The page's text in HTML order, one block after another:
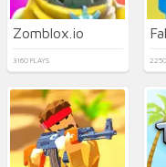
Zomblox.io
3160 PLAYS 2250